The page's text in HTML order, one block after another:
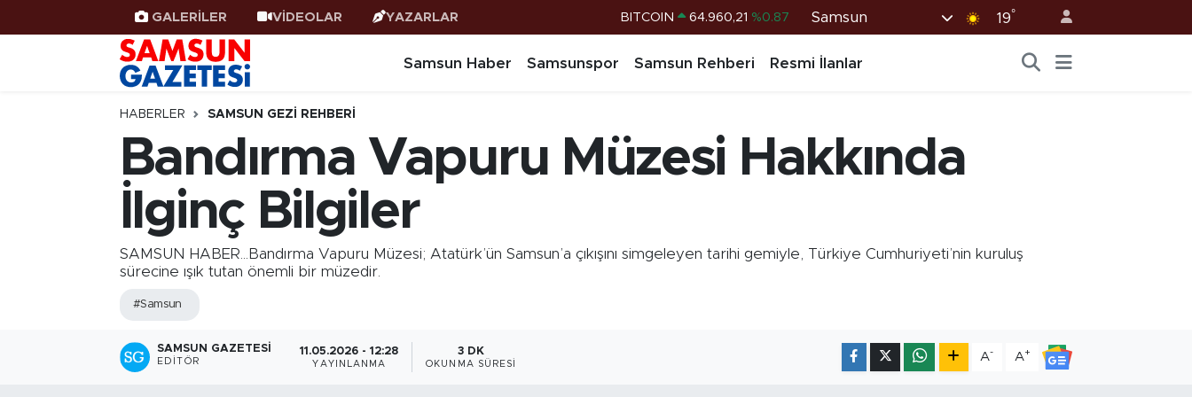
GALERİLER VİDEOLAR YAZARLAR DOLAR 47,7436 %0.18
BİST100 13.779 %-14
BITCOIN 64.960,21 %0.87
Samsun 19°
Samsun Haber Samsunspor Samsun Rehberi Resmi İlanlar
HABERLER SAMSUN GEZI REHBERI
Bandırma Vapuru Müzesi Hakkında
İlginç Bilgiler
SAMSUN HABER...Bandırma Vapuru Müzesi; Atatürk’ün Samsun’a çıkışını simgeleyen tarihi gemiyle, Türkiye Cumhuriyeti’nin kuruluş
sürecine ışık tutan önemli bir müzedir.
#Samsun
SAMSUN GAZETESI
EDITÖR
11.05.2026 - 12:28
YAYINLANMA
3 DK
OKUNMA SÜRESI
A- A+
Samsun Haber
Samsunspor
Samsun Rehberi
Samsun Nöbetçi Eczaneler
Samsun Hava Durumu
SAMSUN Namaz Vakitleri
Samsun Trafik Yoğunluk Haritası
Süper Lig Puan Durumu ve Fikstür